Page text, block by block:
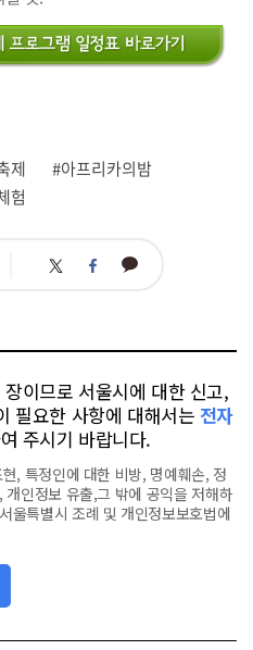
제
#아프리카의밤
험
트 페 카
이므로 서울시에 대한 신고,
필요한 사항에 대해서는 전자
주시기 바랍니다.
, 특정인에 대한 비방, 명예훼손, 정
인정보 유출,그 밖에 공익을 저해하
울특별시 조례 및 개인정보보호법에